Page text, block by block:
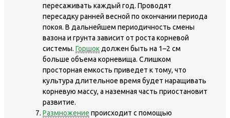
пересаживать каждый год. Проводят
пересадку ранней весной по окончании периода
покоя. В дальнейшем периодичность смены
вазона и грунта зависит от роста корневой
системы. Горшок должен быть на 1–2 см
больше объема корневища. Слишком
просторная емкость приведет к тому, что
культура длительное время будет наращивать
корневую массу, а наземная часть приостановит
развитие.
Размножение происходит с помощью